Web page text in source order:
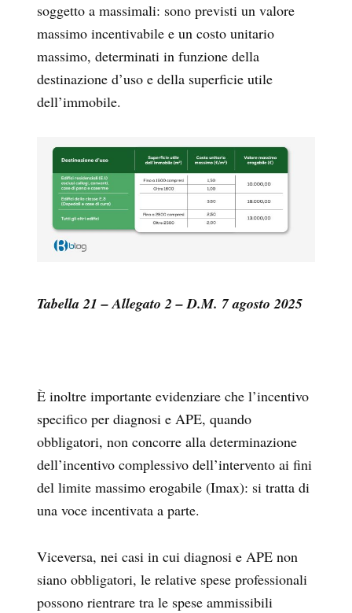
soggetto a massimali: sono previsti un valore
massimo incentivabile e un costo unitario
massimo, determinati in funzione della
destinazione d’uso e della superficie utile
dell’immobile.
Tabella 21 – Allegato 2 – D.M. 7 agosto 2025
È inoltre importante evidenziare che l’incentivo
specifico per diagnosi e APE, quando
obbligatori, non concorre alla determinazione
dell’incentivo complessivo dell’intervento ai fini
del limite massimo erogabile (Imax): si tratta di
una voce incentivata a parte.
Viceversa, nei casi in cui diagnosi e APE non
siano obbligatori, le relative spese professionali
possono rientrare tra le spese ammissibili